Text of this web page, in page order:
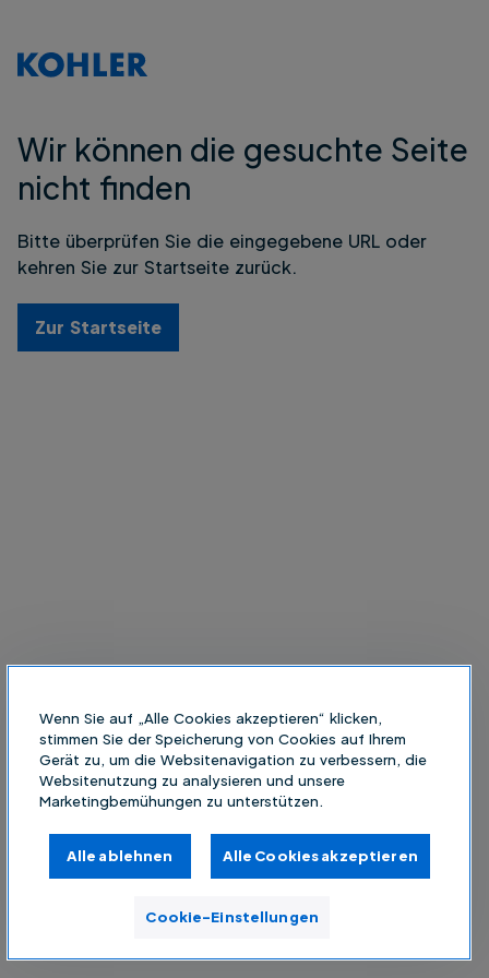
Wir können die gesuchte Seite
nicht finden
Bitte überprüfen Sie die eingegebene URL oder
kehren Sie zur Startseite zurück.
Zur Startseite
Wenn Sie auf „Alle Cookies akzeptieren“ klicken,
stimmen Sie der Speicherung von Cookies auf Ihrem
Gerät zu, um die Websitenavigation zu verbessern, die
Websitenutzung zu analysieren und unsere
Marketingbemühungen zu unterstützen.
Alle ablehnen Alle Cookies akzeptieren
Cookie-Einstellungen